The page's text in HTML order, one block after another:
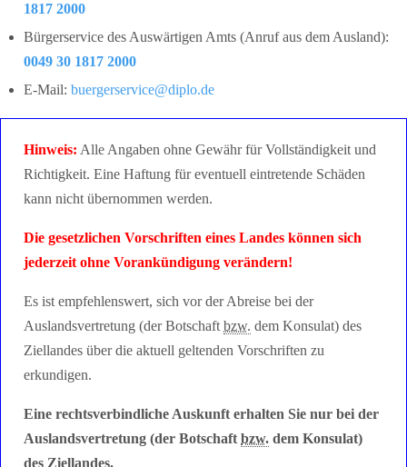
1817 2000
Bürgerservice des Auswärtigen Amts (Anruf aus dem Ausland):
0049 30 1817 2000
E-Mail: buergerservice@diplo.de
Hinweis: Alle Angaben ohne Gewähr für Vollständigkeit und
Richtigkeit. Eine Haftung für eventuell eintretende Schäden
kann nicht übernommen werden.
Die gesetzlichen Vorschriften eines Landes können sich
jederzeit ohne Vorankündigung verändern!
Es ist empfehlenswert, sich vor der Abreise bei der
Auslandsvertretung (der Botschaft bzw. dem Konsulat) des
Ziellandes über die aktuell geltenden Vorschriften zu
erkundigen.
Eine rechtsverbindliche Auskunft erhalten Sie nur bei der
Auslandsvertretung (der Botschaft bzw. dem Konsulat)
des Ziellandes.